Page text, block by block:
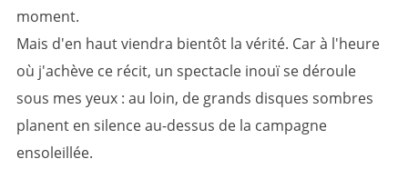
moment.
Mais d'en haut viendra bientôt la vérité. Car à l'heure
où j'achève ce récit, un spectacle inouï se déroule
sous mes yeux : au loin, de grands disques sombres
planent en silence au-dessus de la campagne
ensoleillée.